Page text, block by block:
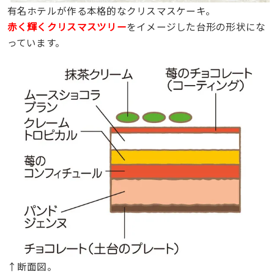
有名ホテルが作る本格的なクリスマスケーキ。
赤く輝くクリスマスツリーをイメージした台形の形状にな
っています。
↑断面図。